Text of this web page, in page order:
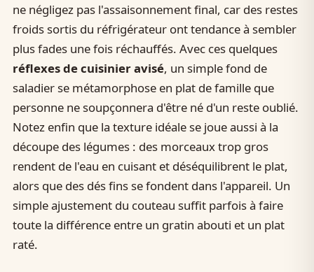
ne négligez pas l'assaisonnement final, car des restes
froids sortis du réfrigérateur ont tendance à sembler
plus fades une fois réchauffés. Avec ces quelques
réflexes de cuisinier avisé, un simple fond de
saladier se métamorphose en plat de famille que
personne ne soupçonnera d'être né d'un reste oublié.
Notez enfin que la texture idéale se joue aussi à la
découpe des légumes : des morceaux trop gros
rendent de l'eau en cuisant et déséquilibrent le plat,
alors que des dés fins se fondent dans l'appareil. Un
simple ajustement du couteau suffit parfois à faire
toute la différence entre un gratin abouti et un plat
raté.